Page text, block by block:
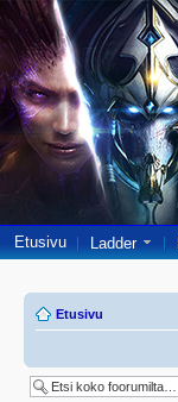
Etusivu Ladder
Etusivu